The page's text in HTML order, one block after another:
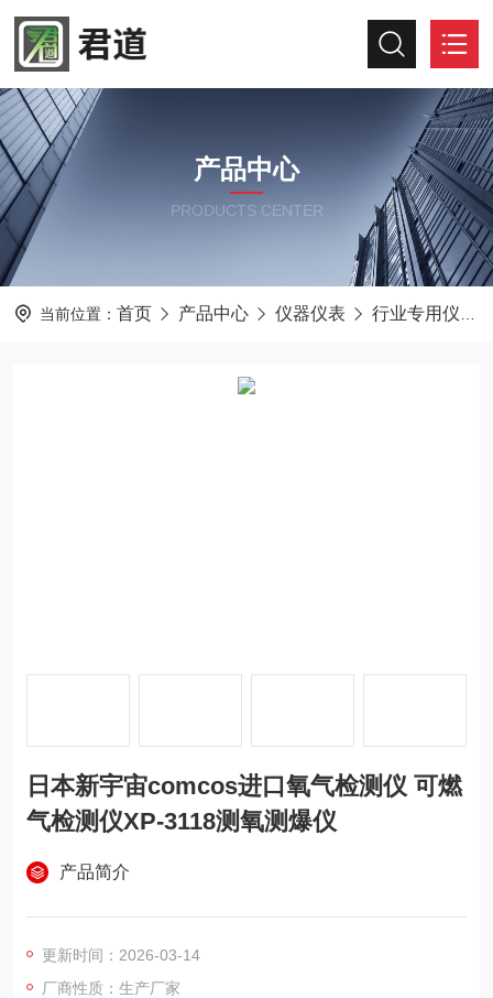
产品中心
PRODUCTS CENTER
当前位置： 首页 产品中心 仪器仪表 行业专用仪器仪表
日本新宇宙comcos进口氧气检测仪 可燃
气检测仪XP-3118测氧测爆仪
产品简介
更新时间：2026-03-14
厂商性质：生产厂家